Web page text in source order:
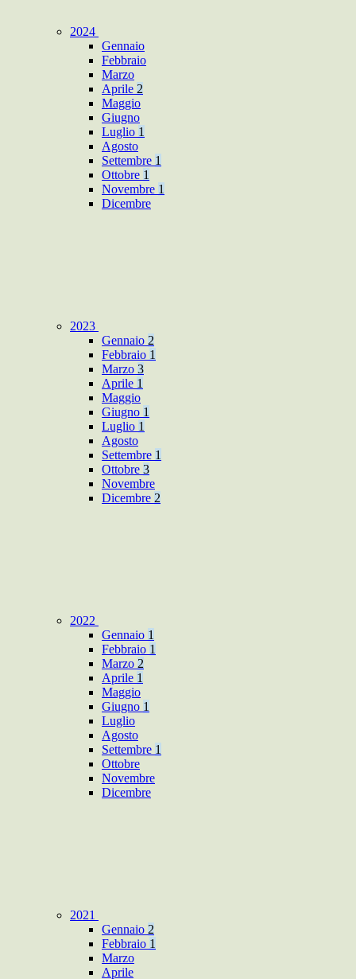
2024
Gennaio
Febbraio
Marzo
Aprile 2
Maggio
Giugno
Luglio 1
Agosto
Settembre 1
Ottobre 1
Novembre 1
Dicembre
2023
Gennaio 2
Febbraio 1
Marzo 3
Aprile 1
Maggio
Giugno 1
Luglio 1
Agosto
Settembre 1
Ottobre 3
Novembre
Dicembre 2
2022
Gennaio 1
Febbraio 1
Marzo 2
Aprile 1
Maggio
Giugno 1
Luglio
Agosto
Settembre 1
Ottobre
Novembre
Dicembre
2021
Gennaio 2
Febbraio 1
Marzo
Aprile